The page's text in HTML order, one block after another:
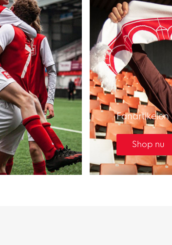
Fanartikelen
Shop nu